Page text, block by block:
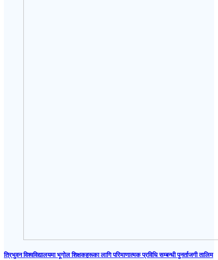
त्रिभुवन विश्वविद्यालयमा भूगोल शिक्षकहरूका लागि परिमाणात्मक प्रविधि सम्बन्धी पुनर्ताजगी तालिम